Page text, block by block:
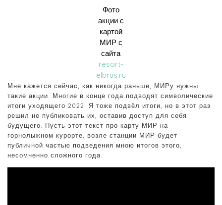
Фото
акции с
картой
МИР с
сайта
resort-
elbrus.ru
Мне кажется сейчас, как никогда раньше, МИРу нужны
такие акции. Многие в конце года подводят символические
итоги уходящего 2022. Я тоже подвёл итоги, но в этот раз
решил не публиковать их, оставив доступ для себя
будущего. Пусть этот текст про карту МИР на
горнолыжном курорте, возле станции МИР будет
публичной частью подведения мною итогов этого,
несомненно сложного года.